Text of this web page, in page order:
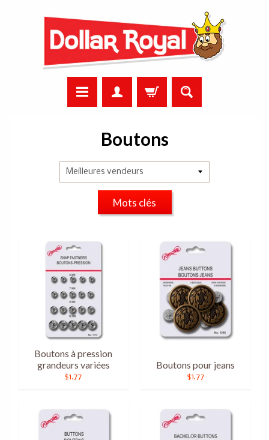
Boutons
Mots clés
Boutons à pression
grandeurs variées
$1.77
Boutons pour jeans
$1.77